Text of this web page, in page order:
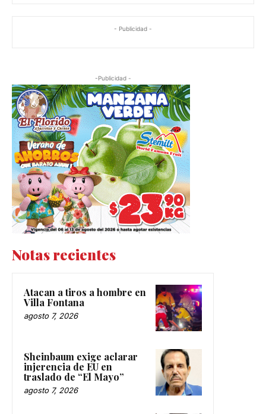
- Publicidad -
-Publicidad -
Notas recientes
Atacan a tiros a hombre en
Villa Fontana
agosto 7, 2026
Sheinbaum exige aclarar
injerencia de EU en
traslado de “El Mayo”
agosto 7, 2026